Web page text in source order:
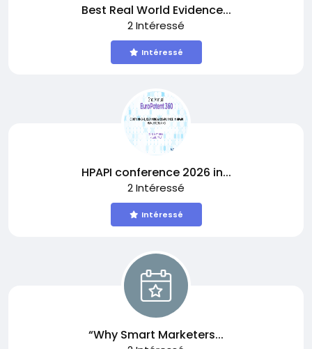
Best Real World Evidence...
2 Intéressé
Intéressé
HPAPI conference 2026 in...
2 Intéressé
Intéressé
“Why Smart Marketers...